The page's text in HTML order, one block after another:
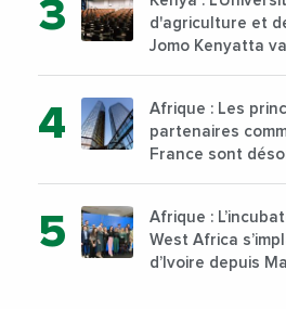
d'agriculture et
Jomo Kenyatta
sur son campus
Nairobi dès
Afrique : Les
partenaires
France sont
Afrique :
West Africa
d’Ivoire depuis